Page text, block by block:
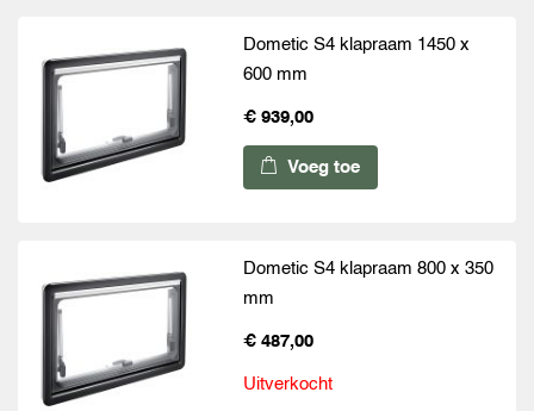
Dometic S4 klapraam 1450 x
600 mm
€ 939,00
Voeg toe
Dometic S4 klapraam 800 x 350
mm
€ 487,00
Uitverkocht